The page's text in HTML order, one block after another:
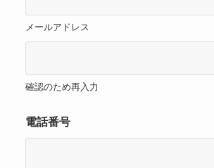
メールアドレス
確認のため再入力
電話番号